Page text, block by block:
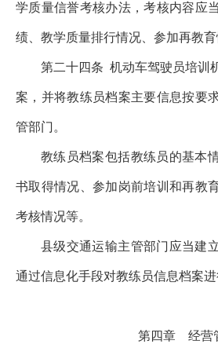
学质量信誉考核办法，考核内容应
绩、教学质量排行情况、参加再教育
第二十四条 机动车驾驶员培训
案，并将教练员档案主要信息按要
管部门。
教练员档案包括教练员的基本
书取得情况、参加岗前培训和再教
考核情况等。
县级交通运输主管部门应当建
通过信息化手段对教练员信息档案进
第四章 经营